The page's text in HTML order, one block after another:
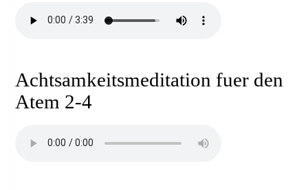
Achtsamkeitsmeditation fuer den
Atem 2-4